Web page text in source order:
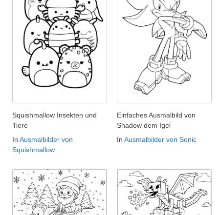
Squishmallow Insekten und
Tiere
In Ausmalbilder von
Squishmallow
Einfaches Ausmalbild von
Shadow dem Igel
In Ausmalbilder von Sonic